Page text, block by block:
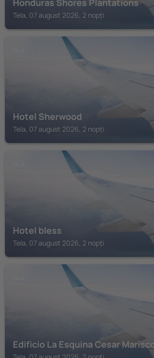
Honduras Shores Plantations
Tela, 07 august 2026, 2 nopți
Hotel Sherwood
Tela, 07 august 2026, 2 nopți
Hotel bless
Tela, 07 august 2026, 2 nopți
Edificio La Esquina Cesar